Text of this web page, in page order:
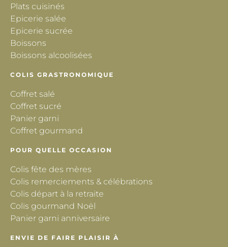
Plats cuisinés
Epicerie salée
Epicerie sucrée
Boissons
Boissons alcoolisées
COLIS GRASTRONOMIQUE
Coffret salé
Coffret sucré
Panier garni
Coffret gourmand
POUR QUELLE OCCASION
Colis fête des mères
Colis remerciements & célébrations
Colis départ à la retraite
Colis gourmand Noël
Panier garni anniversaire
ENVIE DE FAIRE PLAISIR À